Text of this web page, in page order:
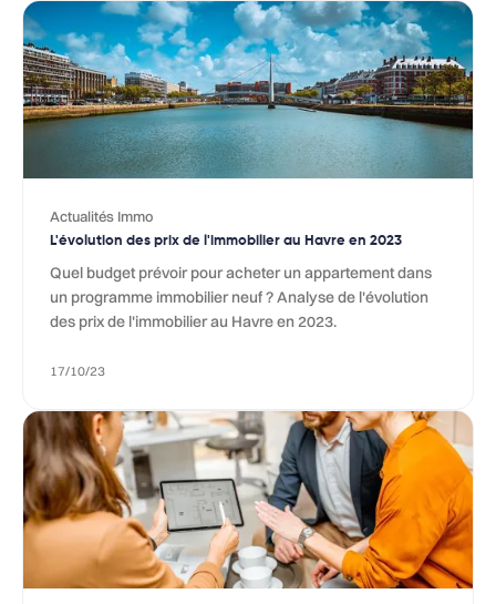
Actualités Immo
L'évolution des prix de l'immobilier au Havre en 2023
Quel budget prévoir pour acheter un appartement dans
un programme immobilier neuf ? Analyse de l'évolution
des prix de l'immobilier au Havre en 2023.
17/10/23